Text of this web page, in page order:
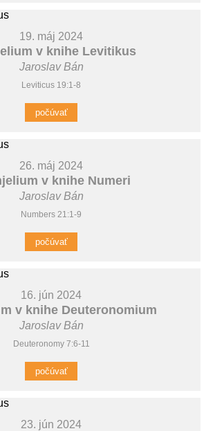
19. máj 2024
v knihe Levitikus
Jaroslav Bán
Leviticus 19:1-8
počúvať
26. máj 2024
v knihe Numeri
Jaroslav Bán
Numbers 21:1-9
počúvať
16. jún 2024
v knihe Deuteronomium
Jaroslav Bán
Deuteronomy 7:6-11
počúvať
23. jún 2024